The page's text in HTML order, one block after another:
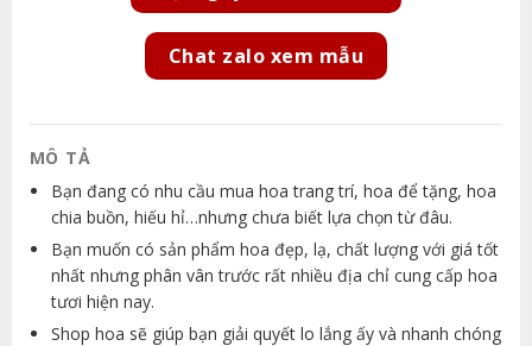
Chat zalo xem mẫu
MÔ TẢ
Bạn đang có nhu cầu mua hoa trang trí, hoa để tặng, hoa
chia buồn, hiếu hỉ…nhưng chưa biết lựa chọn từ đâu.
Bạn muốn có sản phẩm hoa đẹp, lạ, chất lượng với giá tốt
nhất nhưng phân vân trước rất nhiều địa chỉ cung cấp hoa
tươi hiện nay.
Shop hoa sẽ giúp bạn giải quyết lo lắng ấy và nhanh chóng